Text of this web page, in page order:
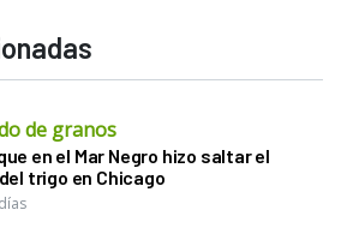
de granos
en el Mar Negro hizo saltar el
trigo en Chicago